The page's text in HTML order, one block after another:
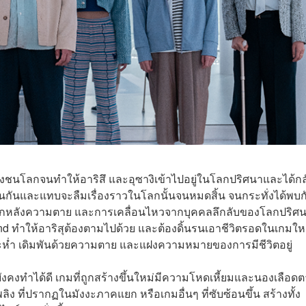
นโลกจนทำให้อาริสึ และอุซางิเข้าไปอยู่ในโลกปริศนาและได้ก
กันและแทบจะลืมเรื่องราวในโลกนั้นจนหมดสิ้น จนกระทั่งได้พบ
ลังความตาย และการเคลื่อนไหวจากบุคคลลึกลับของโลกปริศ
ทำให้อาริสุต้องตามไปด้วย และต้องดิ้นรนเอาชีวิตรอดในเกมใ
ำ เดิมพันด้วยความตาย และแฝงความหมายของการมีชีวิตอยู่
งทำได้ดี เกมที่ถูกสร้างขึ้นใหม่มีความโหดเหี้ยมและนองเลือด
ลิง ที่ปรากฏในมังงะภาคแยก หรือเกมอื่นๆ ที่ซับซ้อนขึ้น สร้างทั้ง